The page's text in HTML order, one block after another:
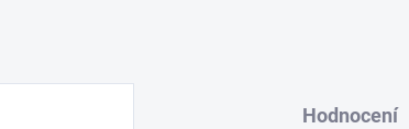
Hodnocení